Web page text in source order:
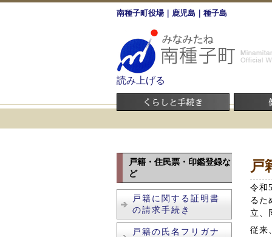
南種子町役場｜鹿児島｜種子島
読み上げる
戸
令和
るた
立、
従来
戸籍・住民票・印鑑登録な
ど
戸籍に関する証明書
の請求手続き
戸籍の氏名フリガナ